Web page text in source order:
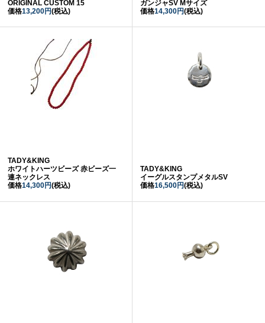
ORIGINAL CUSTOM 15
価格13,200円(税込)
ガンジャSV Mサイズ
価格14,300円(税込)
TADY&KING
ホワイトハーツビーズ 赤ビーズ一
連ネックレス
価格14,300円(税込)
TADY&KING
イーグルスタンプメタルSV
価格16,500円(税込)